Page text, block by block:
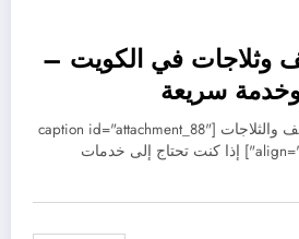
وثلاجات في الكويت –
وخدمة سريعة
أهمية خدمات صيانة التكييف والثلاجات [caption id="attachment_88"
align="aligncenter" width="300"] إذا كنت تحتاج إلى خدمات